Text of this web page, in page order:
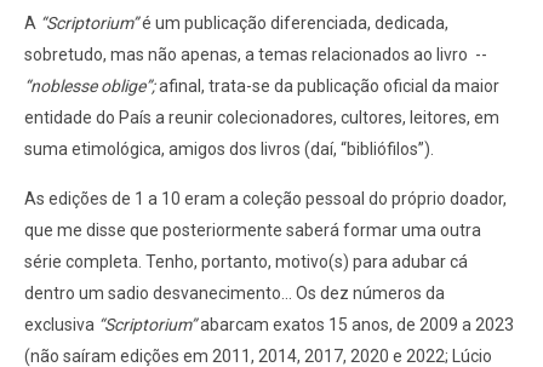
A “Scriptorium”é um publicação diferenciada, dedicada,
sobretudo, mas não apenas, a temas relacionados ao livro --
“noblesse oblige”;afinal, trata-se da publicação oficial da maior
entidade do País a reunir colecionadores, cultores, leitores, em
suma etimológica, amigos dos livros (daí, “bibliófilos”).
As edições de 1 a 10 eram a coleção pessoal do próprio doador,
que me disse que posteriormente saberá formar uma outra
série completa. Tenho, portanto, motivo(s) para adubar cá
dentro um sadio desvanecimento... Os dez números da
exclusiva “Scriptorium”abarcam exatos 15 anos, de 2009 a 2023
(não saíram edições em 2011, 2014, 2017, 2020 e 2022; Lúcio